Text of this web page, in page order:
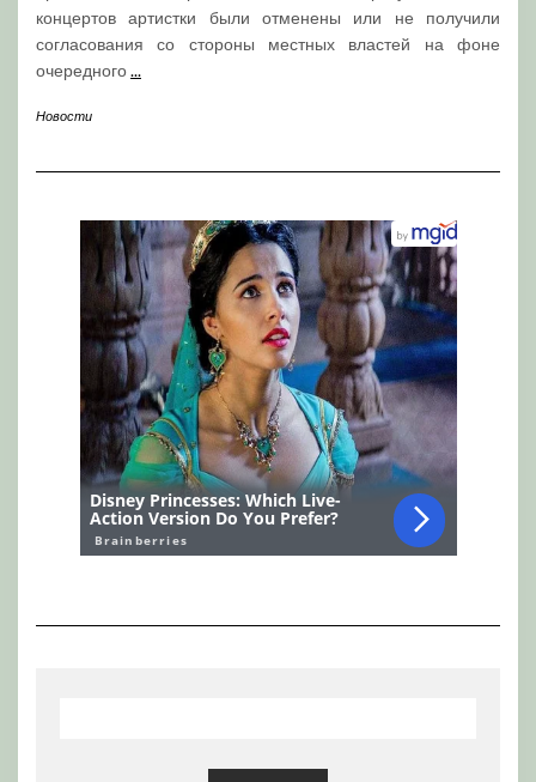
концертов артистки были отменены или не получили
согласования со стороны местных властей на фоне
очередного...
Новости